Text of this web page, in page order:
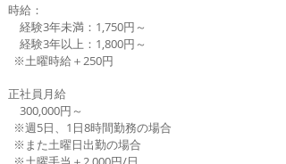
時給：
経験3年未満：1,750円～
経験3年以上：1,800円～
​ ※土曜時給＋250円
正社員月給
​ 300,000円～
※週5日、1日8時間勤務の場合
※また土曜日出勤の場合